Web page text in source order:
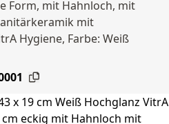
Form, mit Hahnloch, mit
mit
Hygiene, Farbe: Weiß